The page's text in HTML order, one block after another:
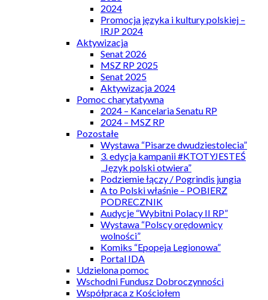
2024
Promocja języka i kultury polskiej –
IRJP 2024
Aktywizacja
Senat 2026
MSZ RP 2025
Senat 2025
Aktywizacja 2024
Pomoc charytatywna
2024 – Kancelaria Senatu RP
2024 – MSZ RP
Pozostałe
Wystawa “Pisarze dwudziestolecia”
3. edycja kampanii #KTOTYJESTEŚ
„Język polski otwiera”
Podziemie łączy / Pogrindis jungia
A to Polski właśnie – POBIERZ
PODRECZNIK
Audycje “Wybitni Polacy II RP”
Wystawa “Polscy orędownicy
wolności”
Komiks “Epopeja Legionowa”
Portal IDA
Udzielona pomoc
Wschodni Fundusz Dobroczynności
Współpraca z Kościołem